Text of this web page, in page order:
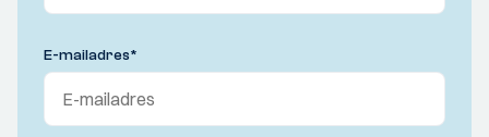
E-mailadres*